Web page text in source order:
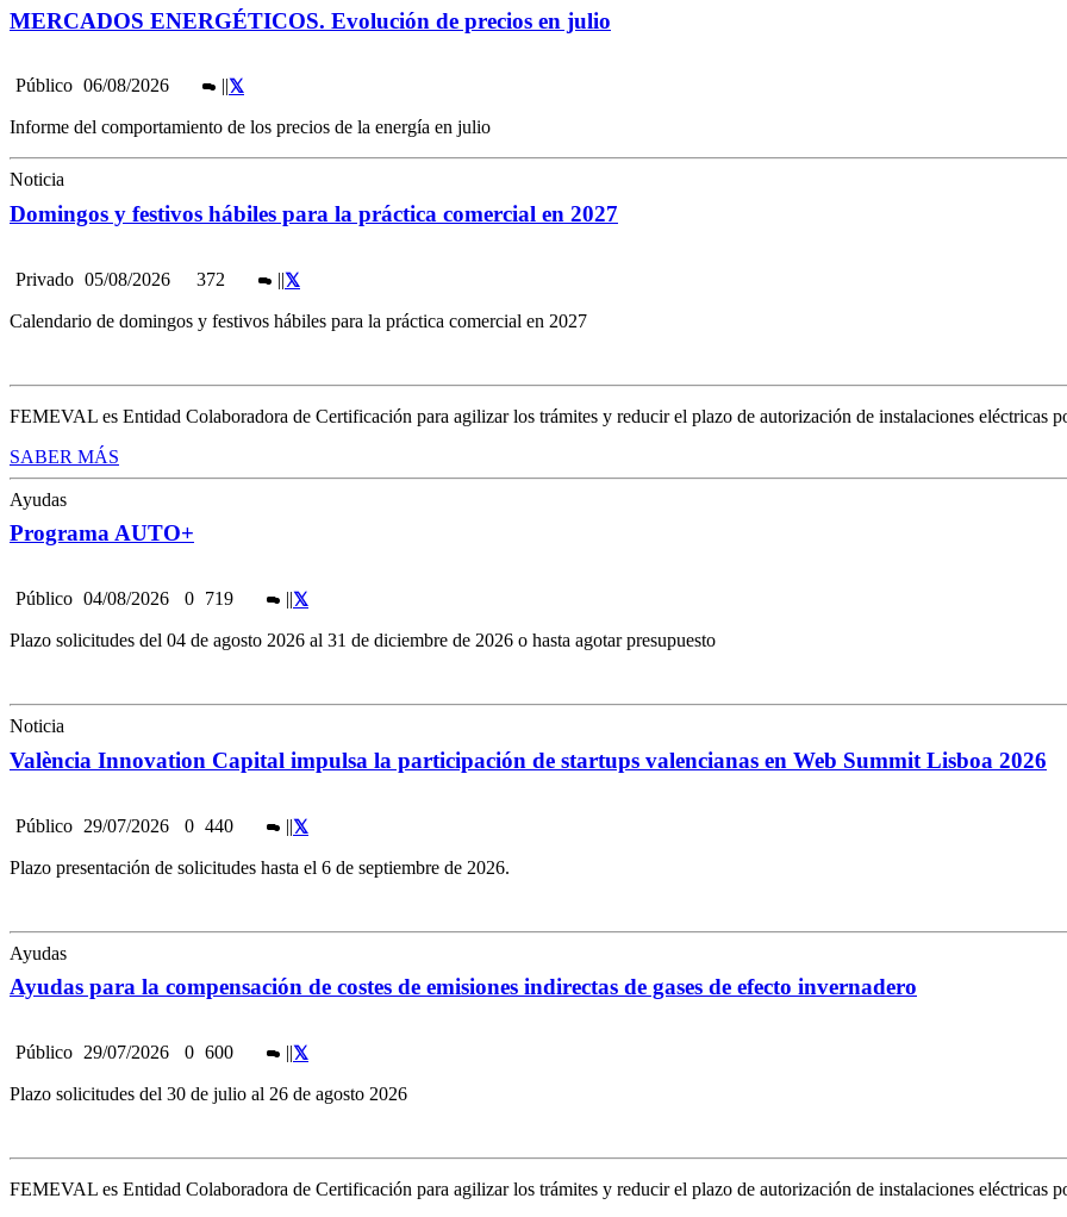
MERCADOS ENERGÉTICOS. Evolución de precios en julio
Público 06/08/2026 ||
Informe del comportamiento de los precios de la energía en julio
Noticia
Domingos y festivos hábiles para la práctica comercial en 2027
Privado 05/08/2026 372 ||
Calendario de domingos y festivos hábiles para la práctica comercial en 2027
FEMEVAL es Entidad Colaboradora de Certificación para agilizar los trámites y reducir el plazo de autorización de instalaciones eléctricas
SABER MÁS
Ayudas
Programa AUTO+
Público 04/08/2026 0 719 ||
Plazo solicitudes del 04 de agosto 2026 al 31 de diciembre de 2026 o hasta agotar presupuesto
Noticia
València Innovation Capital impulsa la participación de startups valencianas en Web Summit Lisboa 2026
Público 29/07/2026 0 440 ||
Plazo presentación de solicitudes hasta el 6 de septiembre de 2026.
Ayudas
Ayudas para la compensación de costes de emisiones indirectas de gases de efecto invernadero
Público 29/07/2026 0 600 ||
Plazo solicitudes del 30 de julio al 26 de agosto 2026
FEMEVAL es Entidad Colaboradora de Certificación para agilizar los trámites y reducir el plazo de autorización de instalaciones eléctricas